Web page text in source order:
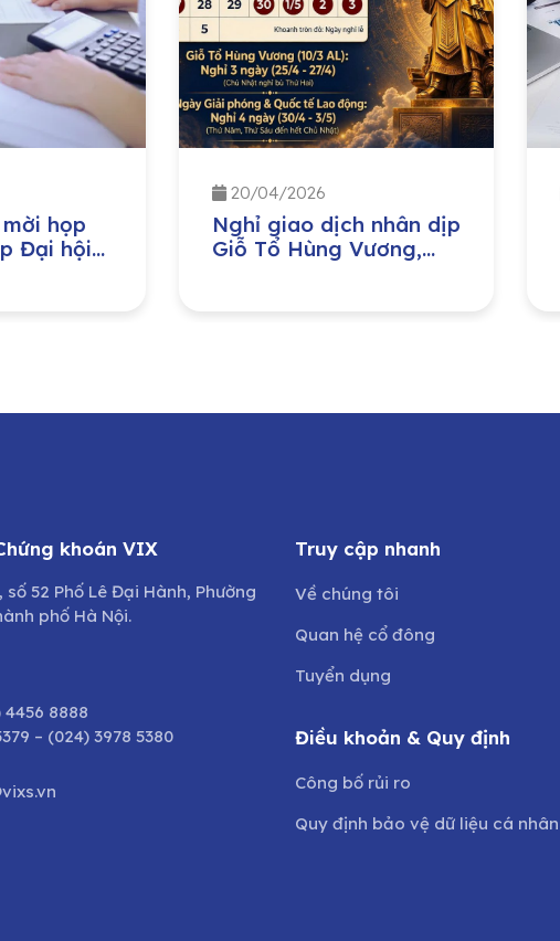
họp
Đại hội
20/04/2026
Nghỉ giao dịch nhân dịp
Giỗ Tổ Hùng Vương,
khoán VIX
52 Phố Lê Đại Hành, Phường
phố Hà Nội.
4456 8888
– (024) 3978 5380
Truy cập nhanh
Về chúng tôi
Quan hệ cổ đông
Tuyển dụng
Điều khoản & Quy định
Công bố rủi ro
Quy định bảo vệ dữ liệu cá nhân